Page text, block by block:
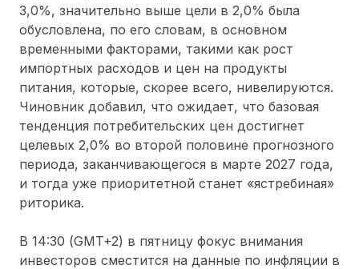
3,0%, значительно выше цели в 2,0% была
обусловлена, по его словам, в основном
временными факторами, такими как рост
импортных расходов и цен на продукты
питания, которые, скорее всего, нивелируются.
Чиновник добавил, что ожидает, что базовая
тенденция потребительских цен достигнет
целевых 2,0% во второй половине прогнозного
периода, заканчивающегося в марте 2027 года,
и тогда уже приоритетной станет «ястребиная»
риторика.
В 14:30 (GMT+2) в пятницу фокус внимания
инвесторов сместится на данные по инфляции в